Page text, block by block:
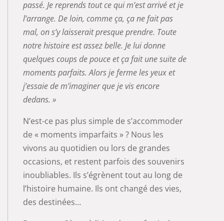
passé. Je reprends tout ce qui m’est arrivé et je
l’arrange. De loin, comme ça, ça ne fait pas
mal, on s’y laisserait presque prendre. Toute
notre histoire est assez belle. Je lui donne
quelques coups de pouce et ça fait une suite de
moments parfaits. Alors je ferme les yeux et
j’essaie de m’imaginer que je vis encore
dedans. »
N’est-ce pas plus simple de s’accommoder
de « moments imparfaits » ? Nous les
vivons au quotidien ou lors de grandes
occasions, et restent parfois des souvenirs
inoubliables. Ils s’égrènent tout au long de
l’histoire humaine. Ils ont changé des vies,
des destinées…